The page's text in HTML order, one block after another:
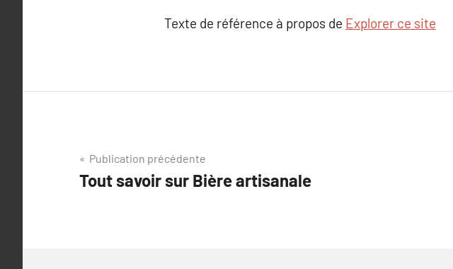
Texte de référence à propos de Explorer ce site
Navigation
de
Publication précédente
Tout savoir sur Bière artisanale